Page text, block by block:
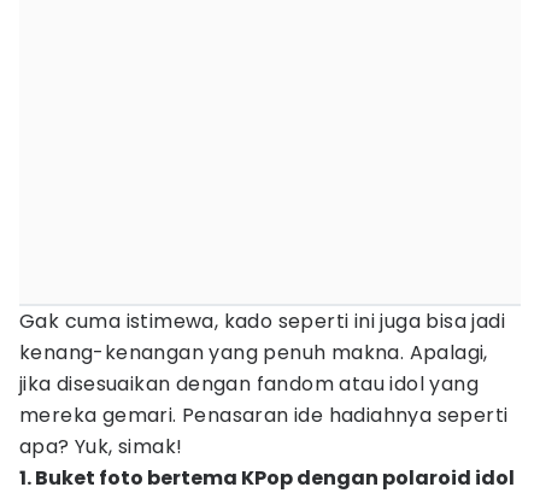
Gak cuma istimewa, kado seperti ini juga bisa jadi
kenang-kenangan yang penuh makna. Apalagi,
jika disesuaikan dengan fandom atau idol yang
mereka gemari. Penasaran ide hadiahnya seperti
apa? Yuk, simak!
1. Buket foto bertema KPop dengan polaroid idol